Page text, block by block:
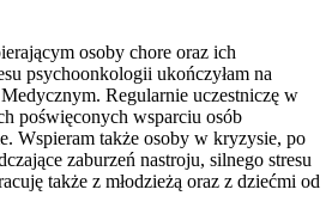
osoby chore oraz ich
psychoonkologii ukończyłam na
Regularnie uczestniczę w
poświęconych wsparciu osób
Wspieram także osoby w kryzysie, po
zaburzeń nastroju, silnego stresu
także z młodzieżą oraz z dziećmi od